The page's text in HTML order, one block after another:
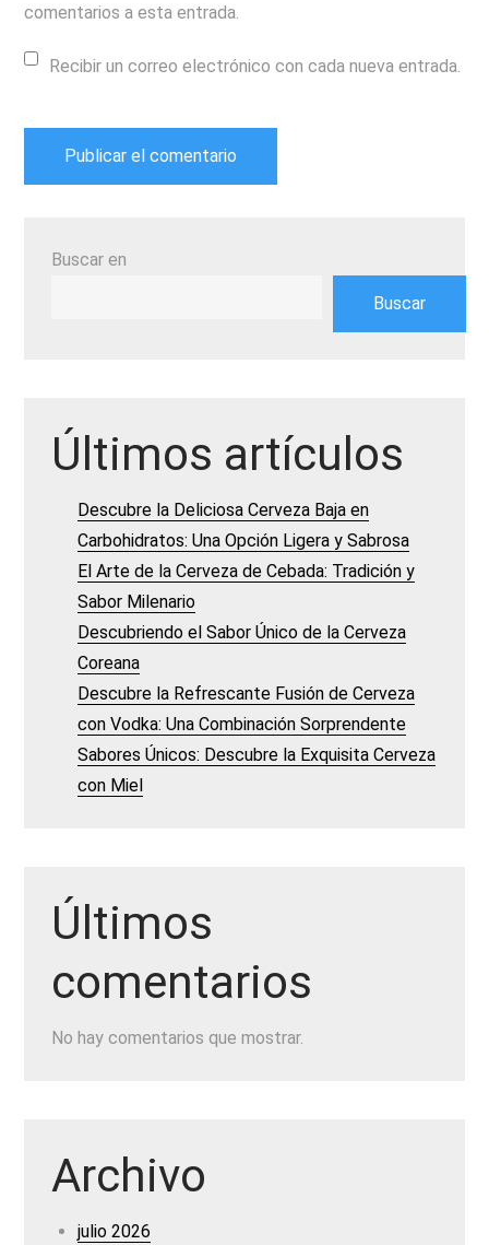
comentarios a esta entrada.
Recibir un correo electrónico con cada nueva entrada.
Buscar en
Buscar
Últimos artículos
Descubre la Deliciosa Cerveza Baja en
Carbohidratos: Una Opción Ligera y Sabrosa
El Arte de la Cerveza de Cebada: Tradición y
Sabor Milenario
Descubriendo el Sabor Único de la Cerveza
Coreana
Descubre la Refrescante Fusión de Cerveza
con Vodka: Una Combinación Sorprendente
Sabores Únicos: Descubre la Exquisita Cerveza
con Miel
Últimos
comentarios
No hay comentarios que mostrar.
Archivo
julio 2026